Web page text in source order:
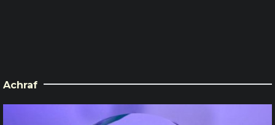
Achraf